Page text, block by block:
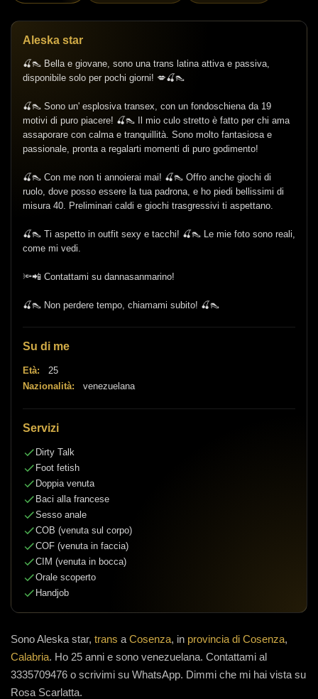
Aleska star
🍒👠 Bella e giovane, sono una trans latina attiva e passiva,
disponibile solo per pochi giorni! 💋🍒👠
🍒👠 Sono un' esplosiva transex, con un fondoschiena da 19
motivi di puro piacere! 🍒👠 Il mio culo stretto è fatto per chi ama
assaporare con calma e tranquillità. Sono molto fantasiosa e
passionale, pronta a regalarti momenti di puro godimento!
🍒👠 Con me non ti annoierai mai! 🍒👠 Offro anche giochi di
ruolo, dove posso essere la tua padrona, e ho piedi bellissimi di
misura 40. Preliminari caldi e giochi trasgressivi ti aspettano.
🍒👠 Ti aspetto in outfit sexy e tacchi! 🍒👠 Le mie foto sono reali,
come mi vedi.
🔦📲 Contattami su dannasanmarino!
🍒👠 Non perdere tempo, chiamami subito! 🍒👠
Su di me
Età:
25
Nazionalità:
venezuelana
Servizi
Dirty Talk
Foot fetish
Doppia venuta
Baci alla francese
Sesso anale
COB (venuta sul corpo)
COF (venuta in faccia)
CIM (venuta in bocca)
Orale scoperto
Handjob
SonoAleska star, trans a Cosenza, in provincia di Cosenza,
Calabria. Ho 25 anni e sono venezuelana. Contattami al
3335709476 o scrivimi su WhatsApp. Dimmi che mi hai vista su
Rosa Scarlatta.